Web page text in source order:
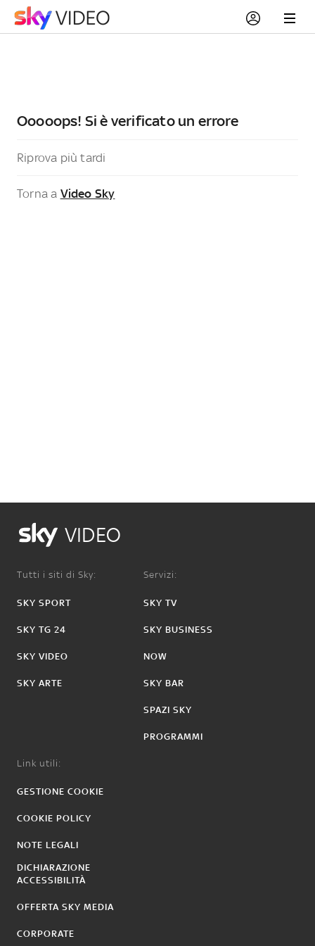
Ooooops! Si è verificato un errore
Riprova più tardi
Torna a Video Sky
VIDEO
Tutti i siti di Sky:
SKY SPORT
SKY TG 24
SKY VIDEO
SKY ARTE
Servizi:
SKY TV
SKY BUSINESS
NOW
SKY BAR
SPAZI SKY
PROGRAMMI
Link utili:
GESTIONE COOKIE
COOKIE POLICY
NOTE LEGALI
DICHIARAZIONE
ACCESSIBILITÀ
OFFERTA SKY MEDIA
CORPORATE